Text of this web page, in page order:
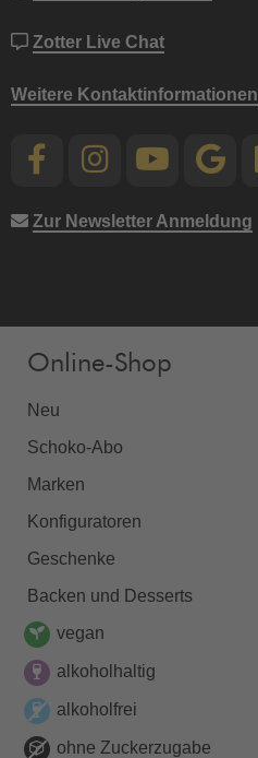
Zotter Live Chat
Weitere Kontaktinformationen
Zur Newsletter Anmeldung
Online-Shop
Neu
Schoko-Abo
Marken
Konfiguratoren
Geschenke
Backen und Desserts
vegan
alkoholhaltig
alkoholfrei
ohne Zuckerzugabe